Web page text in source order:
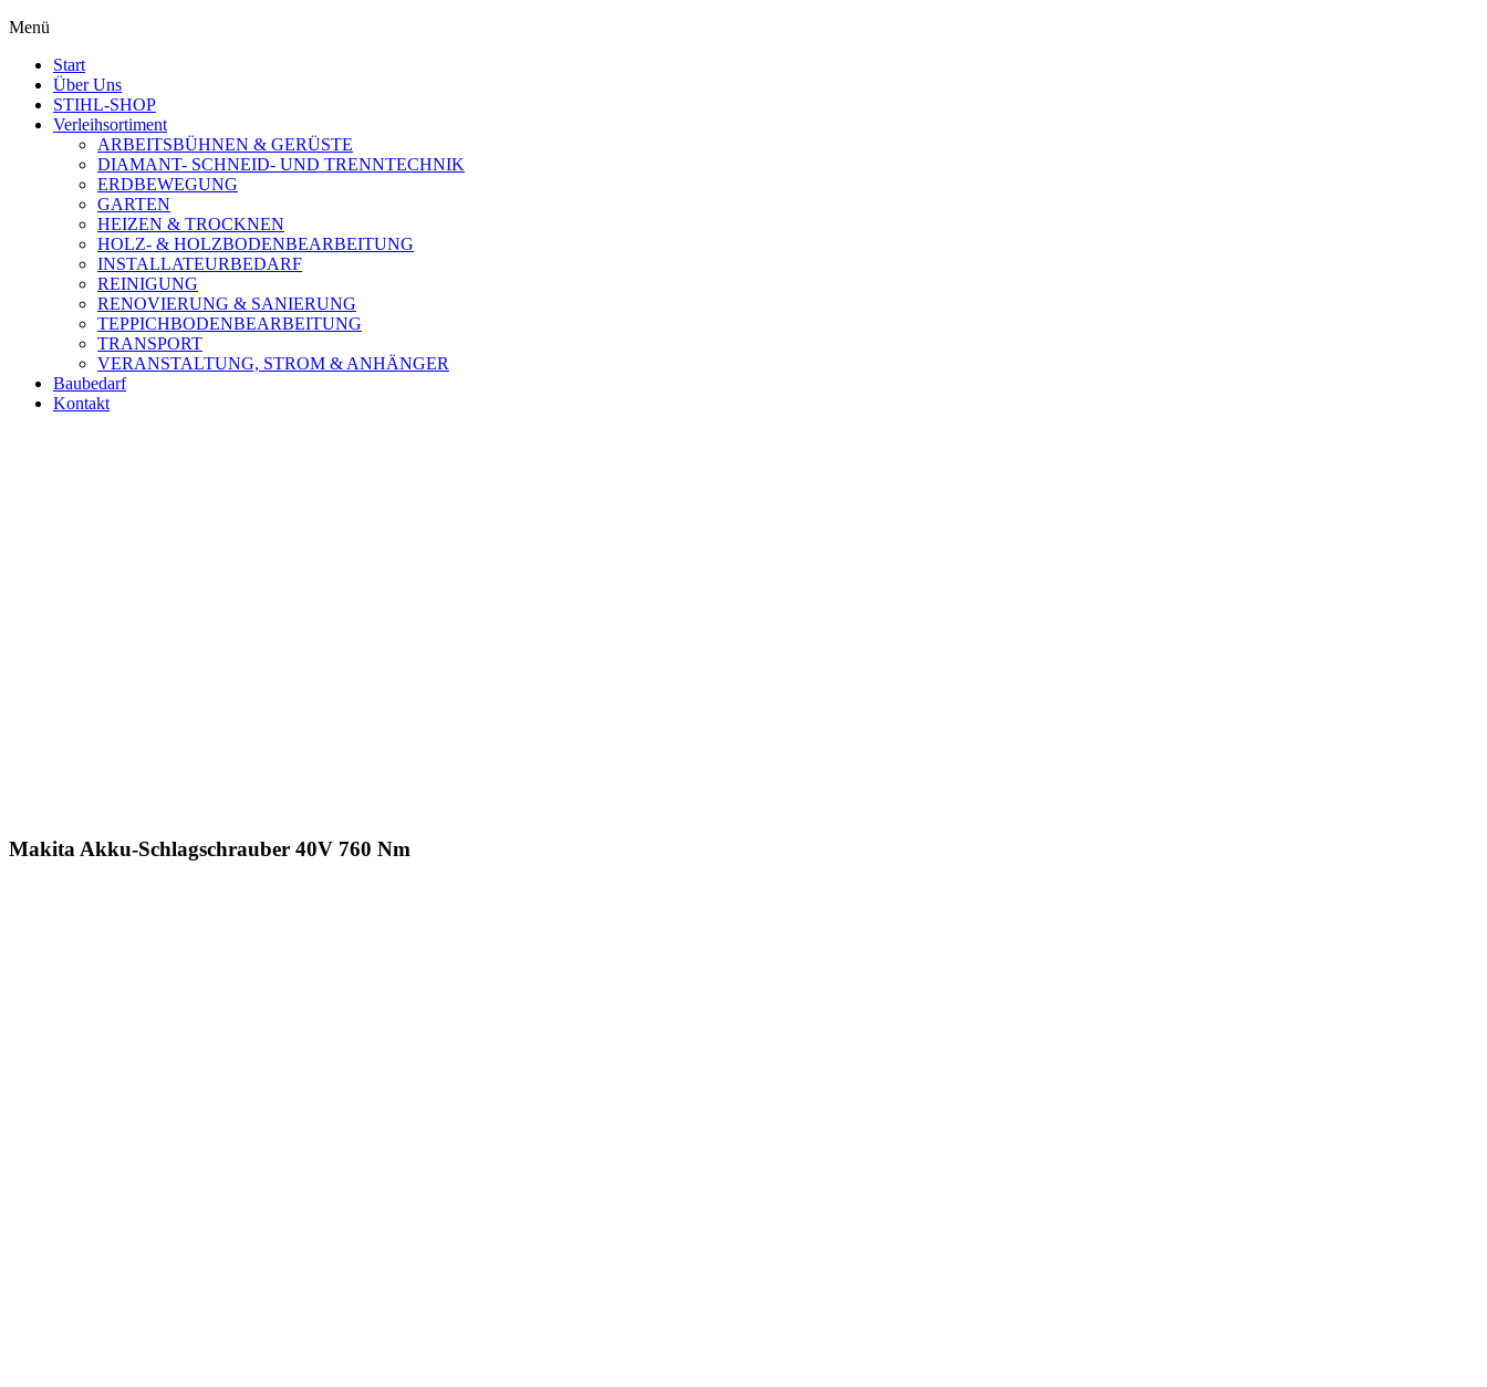
Menü
Start
Über Uns
STIHL-SHOP
Verleihsortiment
ARBEITSBÜHNEN & GERÜSTE
DIAMANT- SCHNEID- UND TRENNTECHNIK
ERDBEWEGUNG
GARTEN
HEIZEN & TROCKNEN
HOLZ- & HOLZBODENBEARBEITUNG
INSTALLATEURBEDARF
REINIGUNG
RENOVIERUNG & SANIERUNG
TEPPICHBODENBEARBEITUNG
TRANSPORT
VERANSTALTUNG, STROM & ANHÄNGER
Baubedarf
Kontakt
Makita Akku-Schlagschrauber 40V 760 Nm